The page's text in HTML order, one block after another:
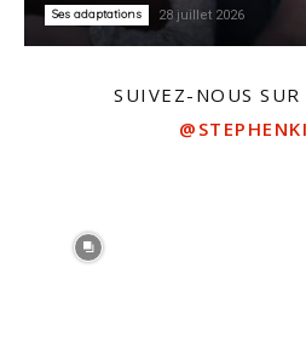
Ses adaptations 28 juillet 2026
SUIVEZ-NOUS